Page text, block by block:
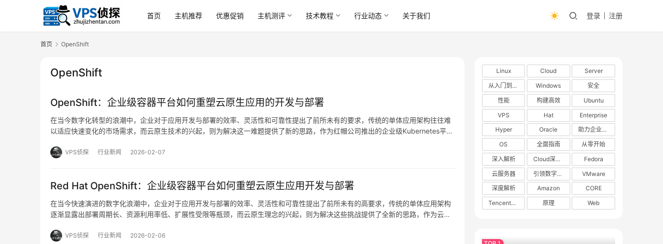
首页 主机推荐 优惠促销 主机测评 技术教程 行业动态 关于我们 登录 注册
首页 OpenShift
OpenShift
OpenShift：企业级容器平台如何重塑云原生应用的开发与部署
在当今数字化转型的浪潮中，企业对于应用开发与部署的效率、灵活性和可靠性提出了前所未有的要求，传统的单体应用架构往往难
以适应快速变化的市场需求，而云原生技术的兴起，则为解决这一难题提供了新的思路，作为红帽公司推出的企业级Kubernetes平
VPS侦探 行业新闻 2026-02-07
Red Hat OpenShift：企业级容器平台如何重塑云原生应用开发与部署
在当今快速演进的数字化浪潮中，企业对于应用开发与部署的效率、灵活性和可靠性提出了前所未有的高要求，传统的单体应用架构
逐渐显露出部署周期长、资源利用率低、扩展性受限等瓶颈，而云原生理念的兴起，则为解决这些挑战提供了全新的思路，作为云原
VPS侦探 行业新闻 2026-02-06
Linux Cloud
Server
从入门到精通
Windows
安全
性能
构建高效
Ubuntu
VPS
Hat
Enterprise
Hyper
Oracle
助力企业数字化转型
OS
全面指南
从零开始
深入解析
Cloud深度解析
Fedora
云服务器
引领数字化转型
VMware
深度解析
Amazon
CORE
TencentOS
原理 Web